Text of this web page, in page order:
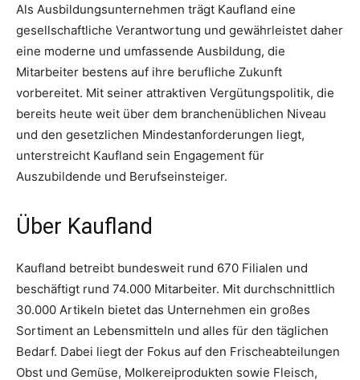
Als Ausbildungsunternehmen trägt Kaufland eine
gesellschaftliche Verantwortung und gewährleistet daher
eine moderne und umfassende Ausbildung, die
Mitarbeiter bestens auf ihre berufliche Zukunft
vorbereitet. Mit seiner attraktiven Vergütungspolitik, die
bereits heute weit über dem branchenüblichen Niveau
und den gesetzlichen Mindestanforderungen liegt,
unterstreicht Kaufland sein Engagement für
Auszubildende und Berufseinsteiger.
Über Kaufland
Kaufland betreibt bundesweit rund 670 Filialen und
beschäftigt rund 74.000 Mitarbeiter. Mit durchschnittlich
30.000 Artikeln bietet das Unternehmen ein großes
Sortiment an Lebensmitteln und alles für den täglichen
Bedarf. Dabei liegt der Fokus auf den Frischeabteilungen
Obst und Gemüse, Molkereiprodukten sowie Fleisch,